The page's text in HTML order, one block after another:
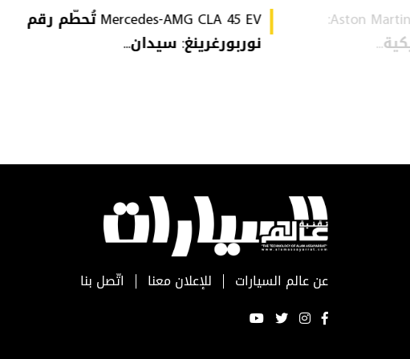
Aston Martin Heritage Collection:
Mercedes-AMG CLA 45 EV تُحطّم رقم
نوربورغرينغ: سيدان...
عن عالم السيارات للإعلان معنا اتّصل بنا